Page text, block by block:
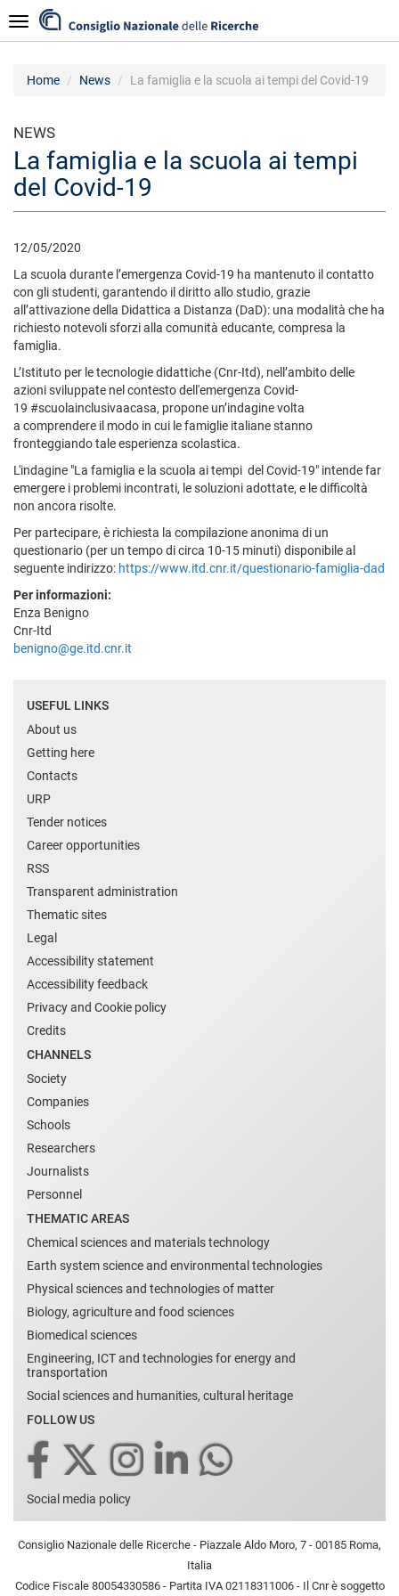
to
main
Navigazione
Home News La famiglia e la scuola ai tempi del Covid-19
NEWS
La famiglia e la scuola ai tempi
del Covid-19
12/05/2020
La scuola durante l’emergenza Covid-19 ha mantenuto il contatto
con gli studenti, garantendo il diritto allo studio, grazie
all’attivazione della Didattica a Distanza (DaD): una modalità che ha
richiesto notevoli sforzi alla comunità educante, compresa la
famiglia.
L’Istituto per le tecnologie didattiche (Cnr-Itd), nell’ambito delle
azioni sviluppate nel contesto dell'emergenza Covid-
19 #scuolainclusivaacasa, propone un’indagine volta
a comprendere il modo in cui le famiglie italiane stanno
fronteggiando tale esperienza scolastica.
L'indagine "La famiglia e la scuola ai tempi del Covid-19" intende far
emergere i problemi incontrati, le soluzioni adottate, e le difficoltà
non ancora risolte.
Per partecipare, è richiesta la compilazione anonima di un
questionario (per un tempo di circa 10-15 minuti) disponibile al
seguente indirizzo: https://www.itd.cnr.it/questionario-famiglia-dad
Per informazioni:
Enza Benigno
Cnr-Itd
benigno@ge.itd.cnr.it
USEFUL LINKS
About us
Getting here
Contacts
URP
Tender notices
Career opportunities
RSS
Transparent administration
Thematic sites
Legal
Accessibility statement
Accessibility feedback
Privacy and Cookie policy
Credits
CHANNELS
Society
Companies
Schools
Researchers
Journalists
Personnel
THEMATIC AREAS
Chemical sciences and materials technology
Earth system science and environmental technologies
Physical sciences and technologies of matter
Biology, agriculture and food sciences
Biomedical sciences
Engineering, ICT and technologies for energy and
transportation
Social sciences and humanities, cultural heritage
FOLLOW US
Social media policy
Consiglio Nazionale delle Ricerche - Piazzale Aldo Moro, 7 - 00185 Roma,
Italia
Codice Fiscale 80054330586 - Partita IVA 02118311006 - Il Cnr è soggetto